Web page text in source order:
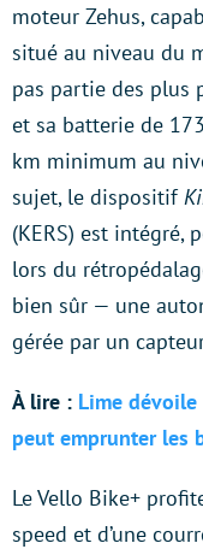
moteur Zehus,
situé au niveau du
pas partie des plus
et sa batterie de
km minimum au
sujet, le dispositif
(KERS) est intégré,
lors du
bien sûr — une
gérée par un
À lire : Lime
peut emprunter les
Le Vello Bike+
speed et d’une